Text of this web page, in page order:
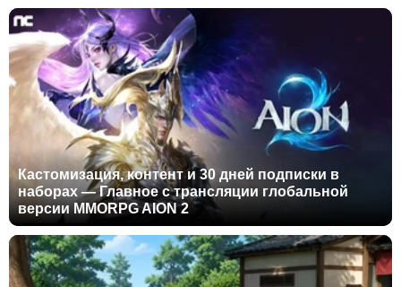
Кастомизация, контент и 30 дней подписки в
наборах — Главное с трансляции глобальной
версии MMORPG AION 2